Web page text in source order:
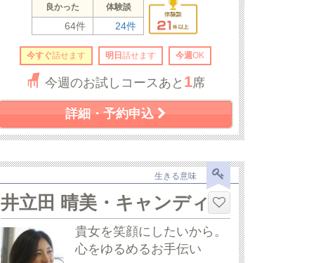
良かった 体験談
64件 24件
今すぐ話せます 明日話せます 今週OK
今週のお試しコースあと 1席
詳細・予約申込
生きる意味
井立田 晴美・キャンディ
貴女を笑顔にしたいから。
心をゆるめるお手伝い